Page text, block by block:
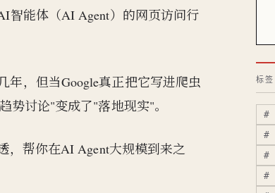
能体（AI Agent）的网页访问行
年，但当Google真正把它写进爬虫
势讨论"变成了"落地现实"。
，帮你在AI Agent大规模到来之
标签